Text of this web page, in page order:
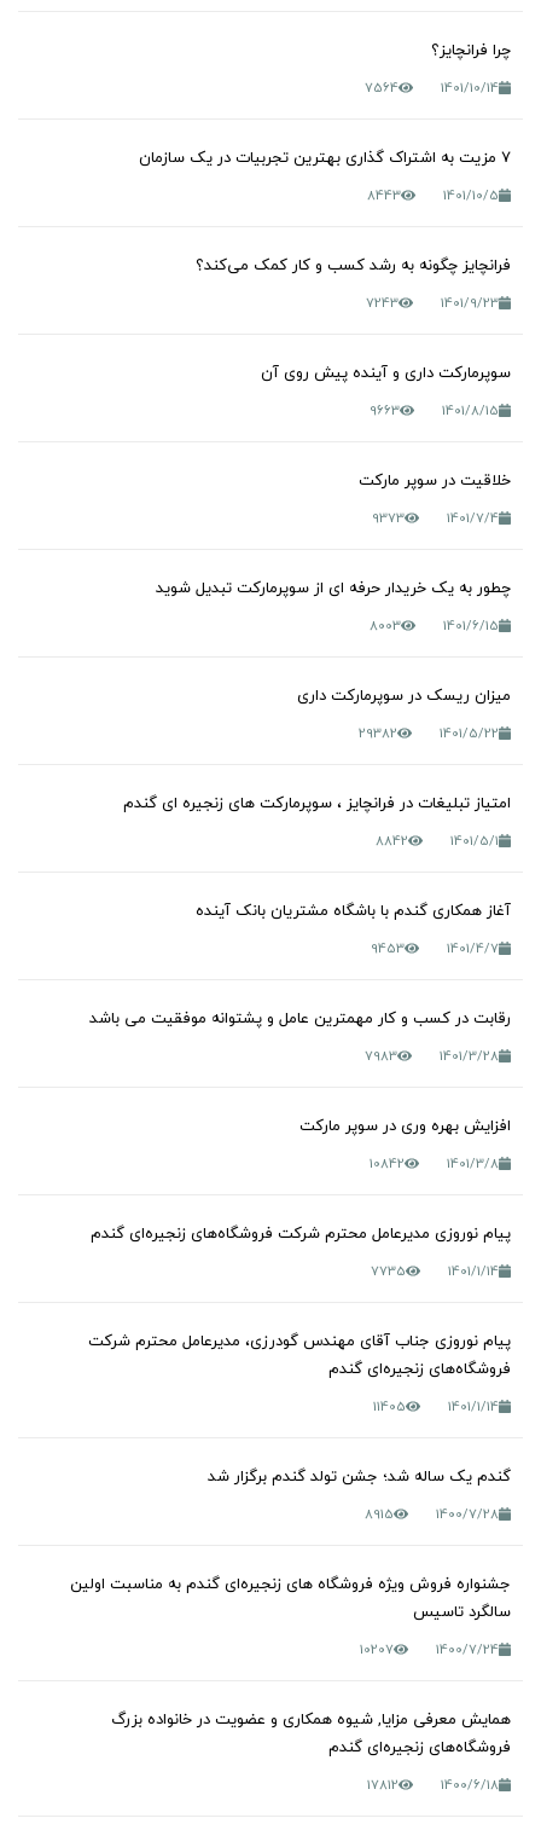
چرا فرانچایز؟
1401/10/14
7564
7 مزیت به اشتراک گذاری بهترین تجربیات در یک سازمان
1401/10/5
8443
فرانچایز چگونه به رشد کسب و کار کمک می‌کند؟
1401/9/23
7243
سوپرمارکت داری و آینده پیش روی آن
1401/8/15
9663
خلاقیت در سوپر مارکت
1401/7/4
9373
چطور به یک خریدار حرفه ای از سوپرمارکت تبدیل شوید
1401/6/15
8003
میزان ریسک در سوپرمارکت داری
1401/5/22
29382
امتیاز تبلیغات در فرانچایز ، سوپرمارکت های زنجیره ای گندم
1401/5/1
8842
آغاز همکاری گندم با باشگاه مشتریان بانک آینده
1401/4/7
9453
رقابت در کسب و کار مهمترین عامل و پشتوانه موفقیت می باشد
1401/3/28
7983
افزایش بهره وری در سوپر مارکت
1401/3/8
10842
پیام نوروزی مدیرعامل محترم شرکت فروشگاه‌های زنجیره‌ای گندم
1401/1/14
7735
پیام نوروزی جناب آقای مهندس گودرزی، مدیرعامل محترم شرکت
فروشگاه‌های زنجیره‌ای گندم
1401/1/14
11405
گندم یک ساله شد؛ جشن تولد گندم برگزار شد
1400/7/28
8915
جشنواره فروش ویژه فروشگاه های زنجیره‌ای گندم به مناسبت اولین
سالگرد تاسیس
1400/7/24
10207
همایش معرفی مزایا, شیوه همکاری و عضویت در خانواده بزرگ
فروشگاه‌های زنجیره‌ای گندم
1400/6/18
17812